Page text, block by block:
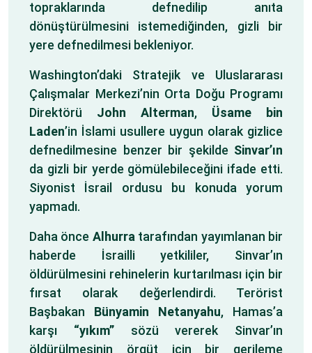
topraklarında defnedilip anıta
dönüştürülmesini istemediğinden, gizli bir
yere defnedilmesi bekleniyor.
Washington’daki Stratejik ve Uluslararası
Çalışmalar Merkezi’nin Orta Doğu Programı
Direktörü John Alterman, Üsame bin
Laden’in İslami usullere uygun olarak gizlice
defnedilmesine benzer bir şekilde Sinvar’ın
da gizli bir yerde gömülebileceğini ifade etti.
Siyonist İsrail ordusu bu konuda yorum
yapmadı.
Daha önce Alhurra tarafından yayımlanan bir
haberde İsrailli yetkililer, Sinvar’ın
öldürülmesini rehinelerin kurtarılması için bir
fırsat olarak değerlendirdi. Terörist
Başbakan Bünyamin Netanyahu, Hamas’a
karşı “yıkım”sözü vererek Sinvar’ın
öldürülmesinin örgüt için bir gerileme